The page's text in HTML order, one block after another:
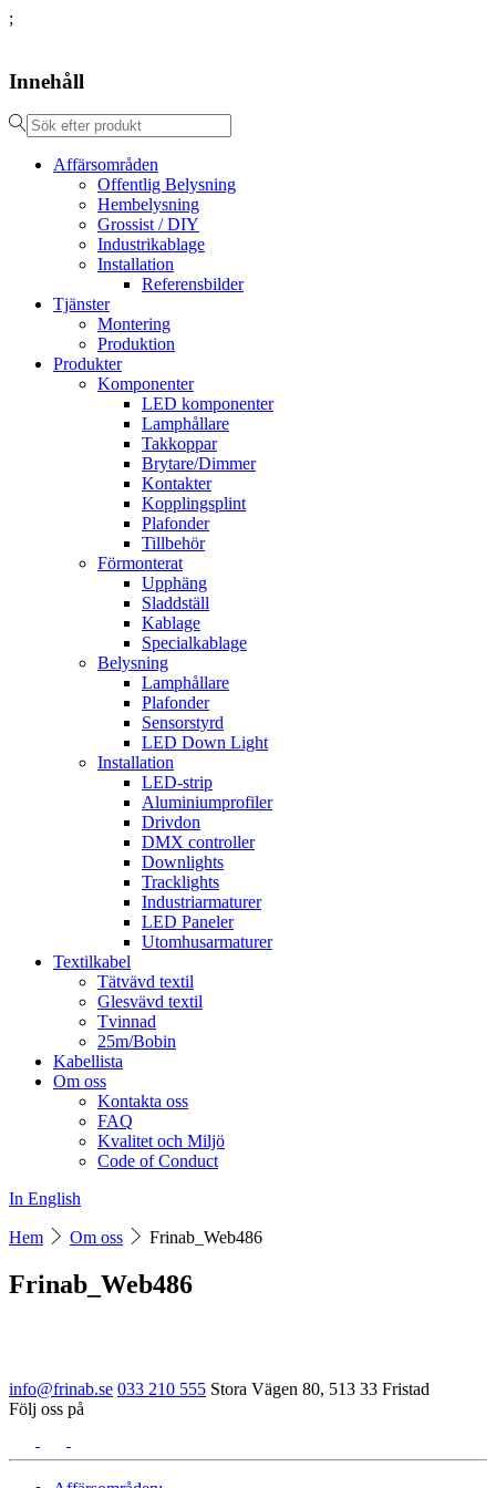
;
Innehåll
Affärsområden
Offentlig Belysning
Hembelysning
Grossist / DIY
Industrikablage
Installation
Referensbilder
Tjänster
Montering
Produktion
Produkter
Komponenter
LED komponenter
Lamphållare
Takkoppar
Brytare/Dimmer
Kontakter
Kopplingsplint
Plafonder
Tillbehör
Förmonterat
Upphäng
Sladdställ
Kablage
Specialkablage
Belysning
Lamphållare
Plafonder
Sensorstyrd
LED Down Light
Installation
LED-strip
Aluminiumprofiler
Drivdon
DMX controller
Downlights
Tracklights
Industriarmaturer
LED Paneler
Utomhusarmaturer
Textilkabel
Tätvävd textil
Glesvävd textil
Tvinnad
25m/Bobin
Kabellista
Om oss
Kontakta oss
FAQ
Kvalitet och Miljö
Code of Conduct
In English
Hem Om oss Frinab_Web486
Frinab_Web486
info@frinab.se 033 210 555 Stora Vägen 80, 513 33 Fristad
Följ oss på